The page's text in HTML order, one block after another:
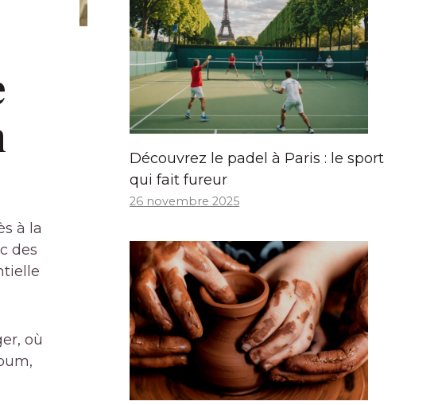
à la
des
où
Découvrez le padel à Paris : le sport
qui fait fureur
26 novembre 2025